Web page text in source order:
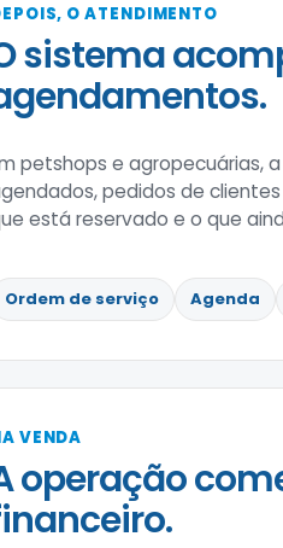
O ATENDIMENTO
sistema
petshops e agropecuárias,
pedidos de
está reservado e o que
Ordem de serviço Agenda
VENDA
operação